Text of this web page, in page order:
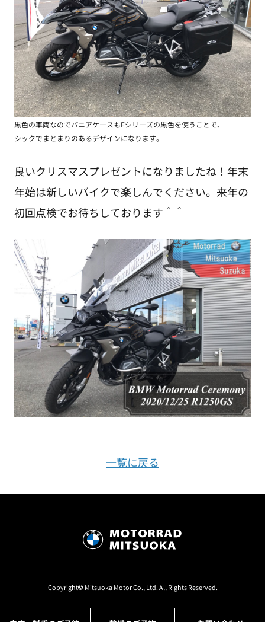
黒色の車両なのでパニアケースもFシリーズの黒色を使うことで、
シックでまとまりのあるデザインになります。
良いクリスマスプレゼントになりましたね！年末
年始は新しいバイクで楽しんでください。来年の
初回点検でお待ちしております＾＾
一覧に戻る
Copyright© Mitsuoka Motor Co., Ltd. All Rights Reserved.